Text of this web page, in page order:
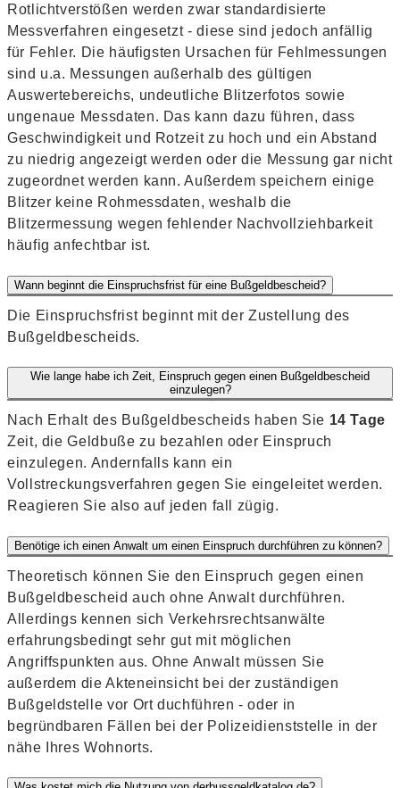
Rotlichtverstößen werden zwar standardisierte
Messverfahren eingesetzt - diese sind jedoch anfällig
für Fehler. Die häufigsten Ursachen für Fehlmessungen
sind u.a. Messungen außerhalb des gültigen
Auswertebereichs, undeutliche Blitzerfotos sowie
ungenaue Messdaten. Das kann dazu führen, dass
Geschwindigkeit und Rotzeit zu hoch und ein Abstand
zu niedrig angezeigt werden oder die Messung gar nicht
zugeordnet werden kann. Außerdem speichern einige
Blitzer keine Rohmessdaten, weshalb die
Blitzermessung wegen fehlender Nachvollziehbarkeit
häufig anfechtbar ist.
Wann beginnt die Einspruchsfrist für eine Bußgeldbescheid?
Die Einspruchsfrist beginnt mit der Zustellung des
Bußgeldbescheids.
Wie lange habe ich Zeit, Einspruch gegen einen Bußgeldbescheid
einzulegen?
Nach Erhalt des Bußgeldbescheids haben Sie 14 Tage
Zeit, die Geldbuße zu bezahlen oder Einspruch
einzulegen. Andernfalls kann ein
Vollstreckungsverfahren gegen Sie eingeleitet werden.
Reagieren Sie also auf jeden fall zügig.
Benötige ich einen Anwalt um einen Einspruch durchführen zu können?
Theoretisch können Sie den Einspruch gegen einen
Bußgeldbescheid auch ohne Anwalt durchführen.
Allerdings kennen sich Verkehrsrechtsanwälte
erfahrungsbedingt sehr gut mit möglichen
Angriffspunkten aus. Ohne Anwalt müssen Sie
außerdem die Akteneinsicht bei der zuständigen
Bußgeldstelle vor Ort duchführen - oder in
begründbaren Fällen bei der Polizeidienststelle in der
nähe Ihres Wohnorts.